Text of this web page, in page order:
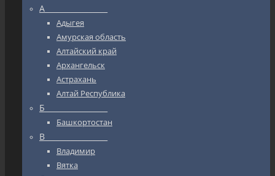
А_________________
Адыгея
Амурская область
Алтайский край
Архангельск
Астрахань
Алтай Республика
Б_________________
Башкортостан
В_________________
Владимир
Вятка